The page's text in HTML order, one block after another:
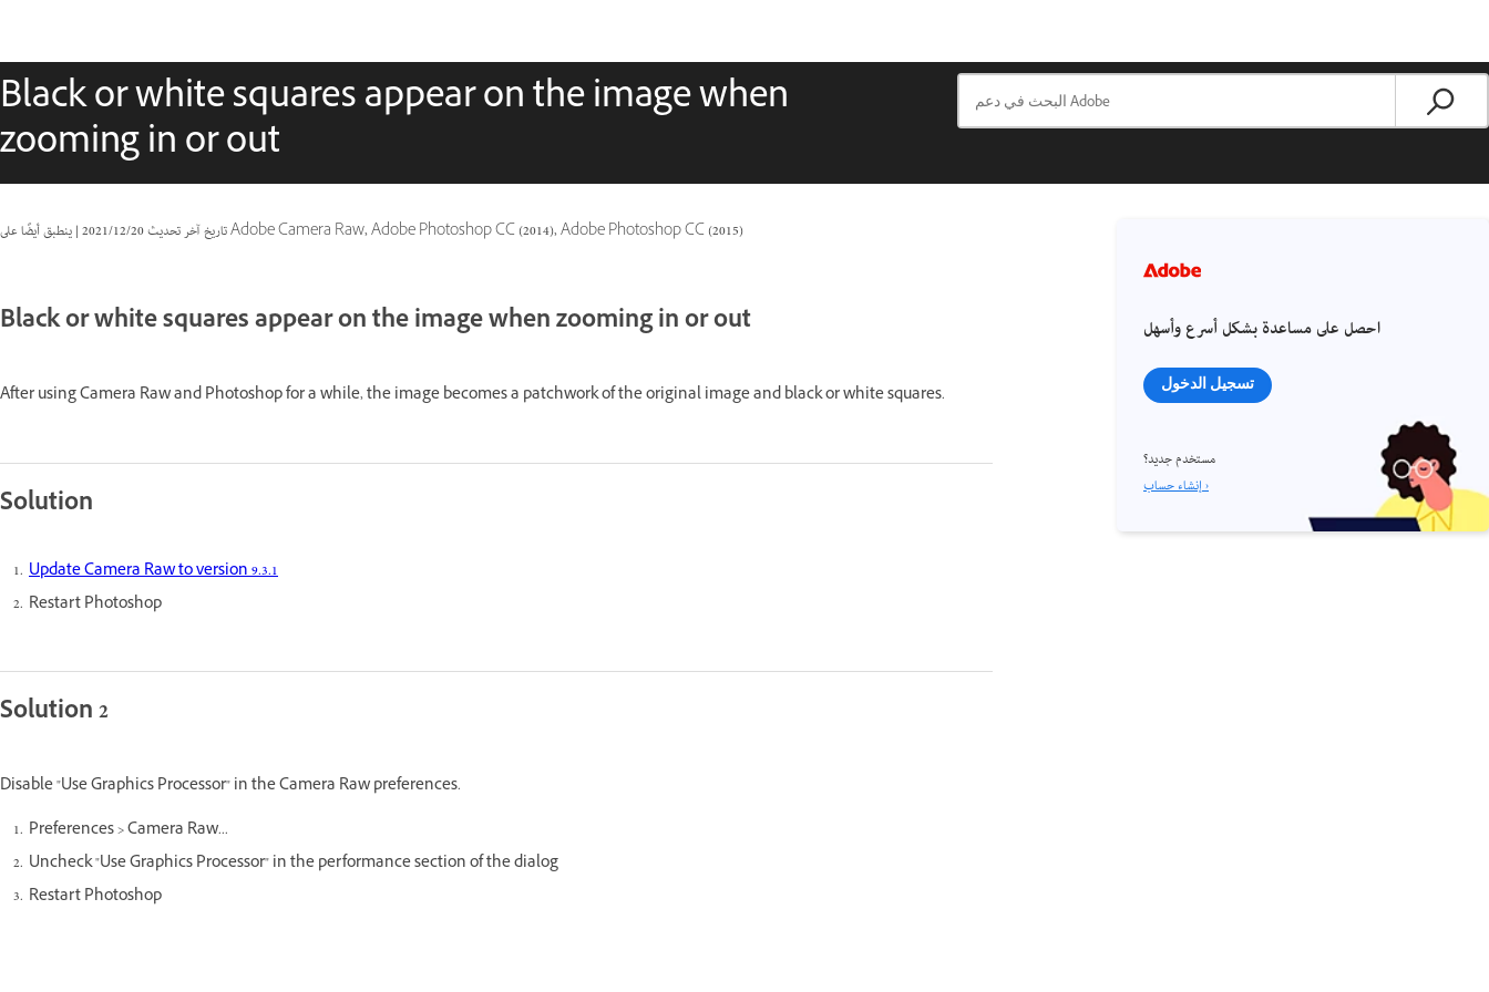
Black or white squares appear on the image when
zooming in or out
تاريخ آخر تحديث20‏/12‏/2021
| ينطبق أيضًا على Adobe Camera Raw, Adobe Photoshop CC (2014), Adobe Photoshop CC (2015)
Black or white squares appear on the image when zooming in or out
After using Camera Raw and Photoshop for a while, the image becomes a patchwork of the original image and black or white squares.
Solution
Update Camera Raw to version 9.3.1
Restart Photoshop
Solution 2
Disable "Use Graphics Processor" in the Camera Raw preferences.
Preferences > Camera Raw...
Uncheck "Use Graphics Processor" in the performance section of the dialog
Restart Photoshop
احصل على مساعدة بشكل أسرع وأسهل
تسجيل الدخول
مستخدم جديد؟
إنشاء حساب ›